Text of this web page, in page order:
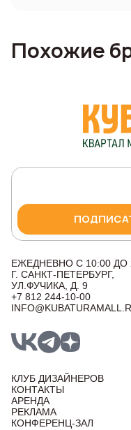
Похожие
ЕЖЕДНЕВНО С 10:00 ДО
Г. САНКТ-ПЕТЕРБУРГ,
УЛ.ФУЧИКА, Д. 9
+7 812 244-10-00
КЛУБ ДИЗАЙНЕРОВ
КОНТАКТЫ
АРЕНДА
РЕКЛАМА
КОНФЕРЕНЦ-ЗАЛ